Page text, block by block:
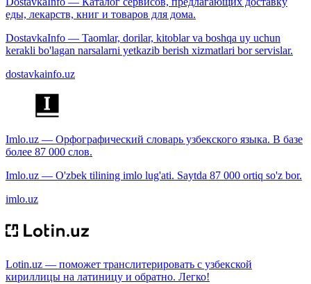
еды, лекарств, книг и товаров для дома.
DostavkaInfo — Taomlar, dorilar, kitoblar va boshqa uy uchun
kerakli bo'lagan narsalarni yetkazib berish xizmatlari bor servislar.
dostavkainfo.uz
Imlo.uz — Орфографический словарь узбекского языка. В базе
более 87 000 слов.
Imlo.uz — O'zbek tilining imlo lug'ati. Saytda 87 000 ortiq so'z bor.
imlo.uz
Lotin.uz — поможет транслитерировать с узбекской
кириллицы на латиницу и обратно. Легко!